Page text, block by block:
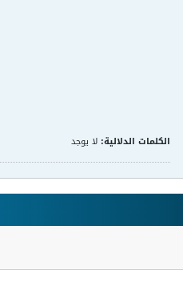
الكلمات الدلالية: لا يوجد